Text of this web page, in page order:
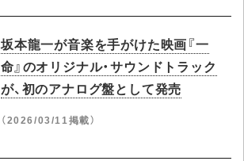
坂本龍一が音楽を手がけた映画『一
命』のオリジナル・サウンドトラック
が、初のアナログ盤として発売
（2026/03/11掲載）